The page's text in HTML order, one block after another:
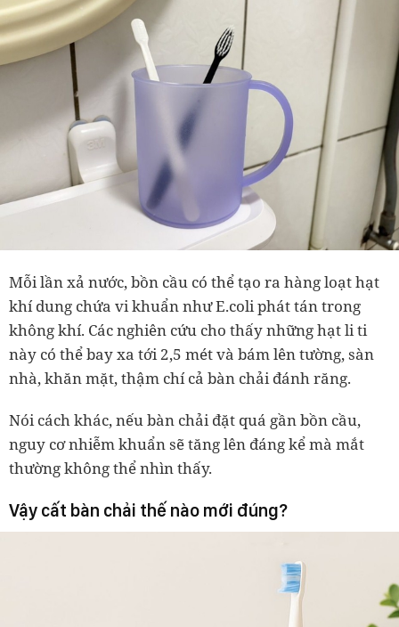
Mỗi lần xả nước, bồn cầu có thể tạo ra hàng loạt hạt
khí dung chứa vi khuẩn như E.coli phát tán trong
không khí. Các nghiên cứu cho thấy những hạt li ti
này có thể bay xa tới 2,5 mét và bám lên tường, sàn
nhà, khăn mặt, thậm chí cả bàn chải đánh răng.
Nói cách khác, nếu bàn chải đặt quá gần bồn cầu,
nguy cơ nhiễm khuẩn sẽ tăng lên đáng kể mà mắt
thường không thể nhìn thấy.
Vậy cất bàn chải thế nào mới đúng?